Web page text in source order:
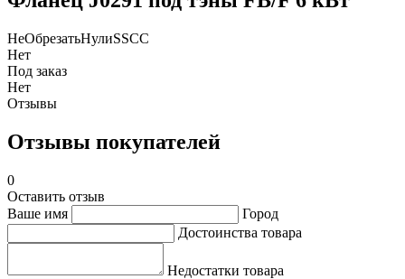
НеОбрезатьНулиSSCC
Нет
Под заказ
Нет
Отзывы
Отзывы покупателей
0
Оставить отзыв
Ваше имя
Город
Достоинства товара
Недостатки товара